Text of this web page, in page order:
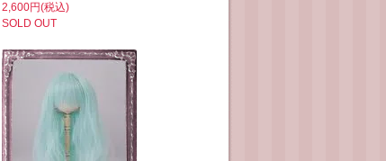
2,600円(税込)
SOLD OUT